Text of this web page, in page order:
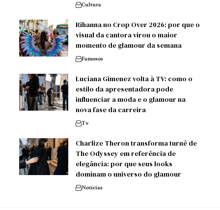
Cultura
Rihanna no Crop Over 2026: por que o
visual da cantora virou o maior
momento de glamour da semana
Famosos
Luciana Gimenez volta à TV: como o
estilo da apresentadora pode
influenciar a moda e o glamour na
nova fase da carreira
Tv
Charlize Theron transforma turnê de
The Odyssey em referência de
elegância: por que seus looks
dominam o universo do glamour
Notícias